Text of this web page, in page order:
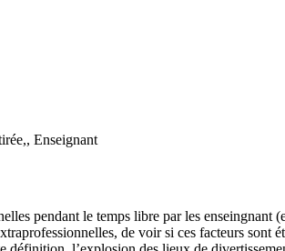
Enseignant
pendant le temps libre par les enseingnant
de voir si ces facteurs sont